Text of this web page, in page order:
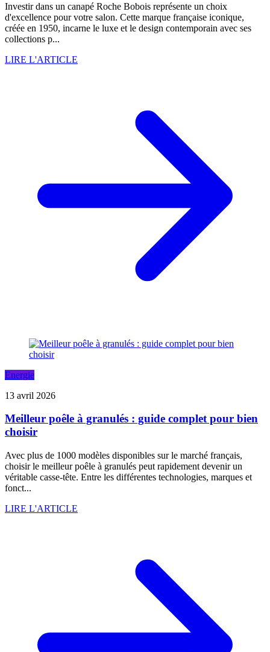
Investir dans un canapé Roche Bobois représente un choix
d'excellence pour votre salon. Cette marque française iconique,
créée en 1950, incarne le luxe et le design contemporain avec ses
collections p...
LIRE L'ARTICLE
Energie
13 avril 2026
Meilleur poêle à granulés : guide complet pour bien
choisir
Avec plus de 1000 modèles disponibles sur le marché français,
choisir le meilleur poêle à granulés peut rapidement devenir un
véritable casse-tête. Entre les différentes technologies, marques et
fonct...
LIRE L'ARTICLE